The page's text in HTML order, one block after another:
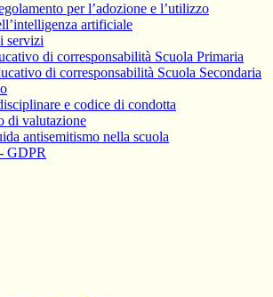
per l’adozione e l’utilizzo
artificiale
servizi
di corresponsabilità Scuola Primaria
di corresponsabilità Scuola Secondaria
e codice di condotta
di valutazione
antisemitismo nella scuola
GDPR